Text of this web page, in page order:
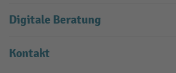
Digitale Beratung
Kontakt